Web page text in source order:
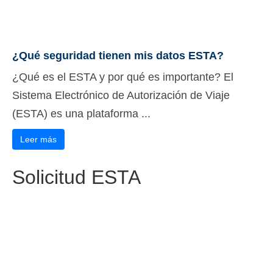
¿Qué seguridad tienen mis datos ESTA?
¿Qué es el ESTA y por qué es importante? El
Sistema Electrónico de Autorización de Viaje
(ESTA) es una plataforma ...
Leer más
Solicitud ESTA